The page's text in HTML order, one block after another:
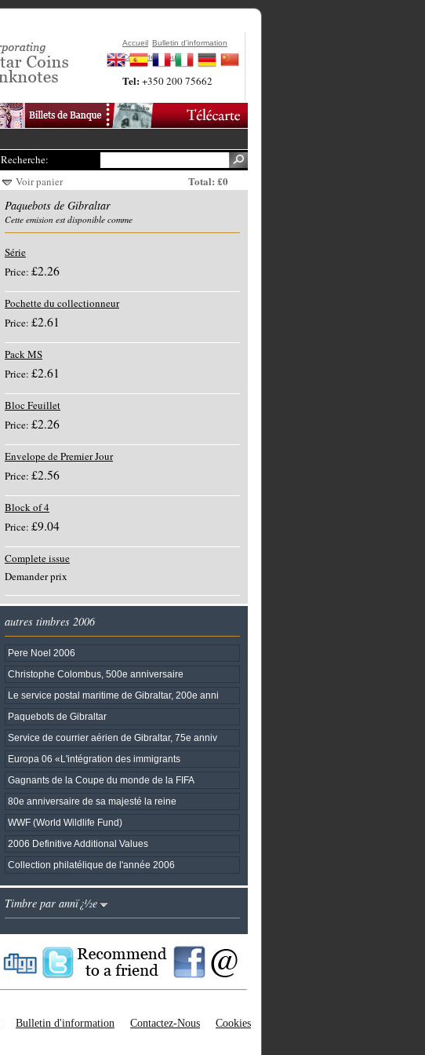
Accueil Bulletin d'information
Contactez-Nous
Tel:+350 200 75662
Recherche:
Voir panier
Total: £0
Paquebots de Gibraltar
Cette emision est disponible comme
Série
Price: £2.26
Pochette du collectionneur
Price: £2.61
Pack MS
Price: £2.61
Bloc Feuillet
Price: £2.26
Envelope de Premier Jour
Price: £2.56
Block of 4
Price: £9.04
Complete issue
Demander prix
autres timbres 2006
Pere Noel 2006
Christophe Colombus, 500e anniversaire
Le service postal maritime de Gibraltar, 200e anni
Paquebots de Gibraltar
Service de courrier aérien de Gibraltar, 75e anniv
Europa 06 «L'intégration des immigrants
Gagnants de la Coupe du monde de la FIFA
80e anniversaire de sa majesté la reine
WWF (World Wildlife Fund)
2006 Definitive Additional Values
Collection philatélique de l'année 2006
Timbre par annï¿½e
Bulletin d'information Contactez-Nous
Cookies